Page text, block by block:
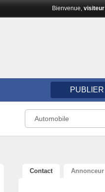
Bienvenue, visiteur
Automobile
Contact Annonceur